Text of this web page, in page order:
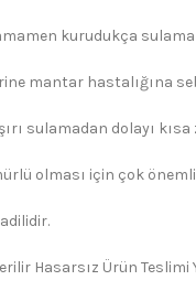
kurudukça
mantar hastalığına
sulamadan dolayı
olması için çok
Hasarsız Ürün